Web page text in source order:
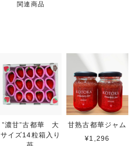
関連商品
”濃甘”古都華 大
サイズ14粒箱入り
甘熟古都華ジャム
¥1,296